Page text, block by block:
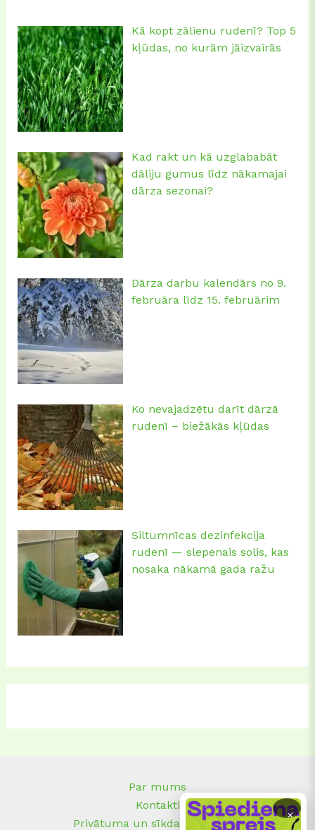
×
Kā kopt zālienu rudenī? Top 5
kļūdas, no kurām jāizvairās
Kad rakt un kā uzglababāt
dāliju gumus līdz nākamajai
dārza sezonai?
Dārza darbu kalendārs no 9.
februāra līdz 15. februārim
Ko nevajadzētu darīt dārzā
rudenī – biežākās kļūdas
Siltumnīcas dezinfekcija
rudenī — slepenais solis, kas
nosaka nākamā gada ražu
Par mums
Kontakti
Privātuma un sīkdatņu politika